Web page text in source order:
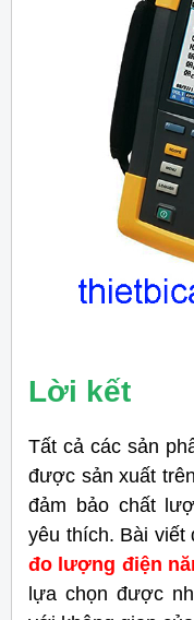
Lời kết
Tất cả các sản
được sản xuất
đảm bảo chất
yêu thích. Bài viết
đo lượng điện
lựa chọn được